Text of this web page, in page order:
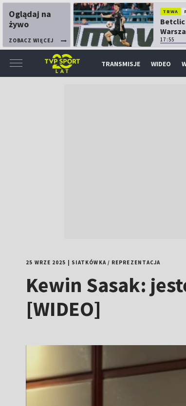
Oglądaj na
żywo
ZOBACZ WIĘCEJ
TRWA
Betclic
17:55
TRANSMISJE WIDEO
25 WRZE 2025 SIATKÓWKA/ REPREZENTACJA
Kewin Sasak:
[WIDEO]